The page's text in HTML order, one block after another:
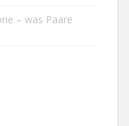
– was Paare